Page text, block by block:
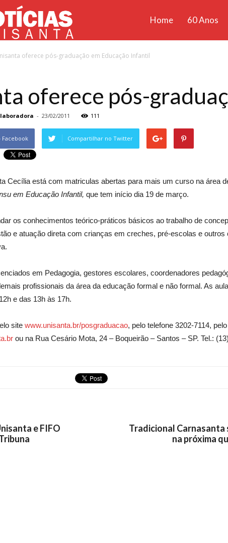
Unisanta
Home 60 Anos
oferece pós-graduação em Educação Infantil
oferece pós-
- 23/02/2011 111
Compartilhar no Twitter
Cecília está com matriculas abertas para mais um curso na área
em Educação Infantil, que tem início dia 19 de março.
os conhecimentos teórico-práticos básicos ao trabalho de
e atuação direta com crianças em creches, pré-escolas e outros
em Pedagogia, gestores escolares, coordenadores
profissionais da área da educação formal e não formal. As
e das 13h às 17h.
site www.unisanta.br/posgraduacao, pelo telefone 3202-7114,
ou na Rua Cesário Mota, 24 – Boqueirão – Santos – SP. Tel.:
e FIFO
Tradicional Carnasanta
na próxima